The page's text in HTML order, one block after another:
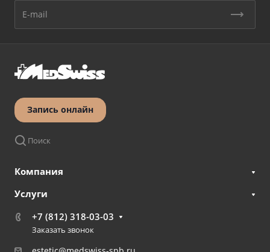
Запись онлайн
Поиск
Компания
Услуги
+7 (812) 318-03-03
Заказать звонок